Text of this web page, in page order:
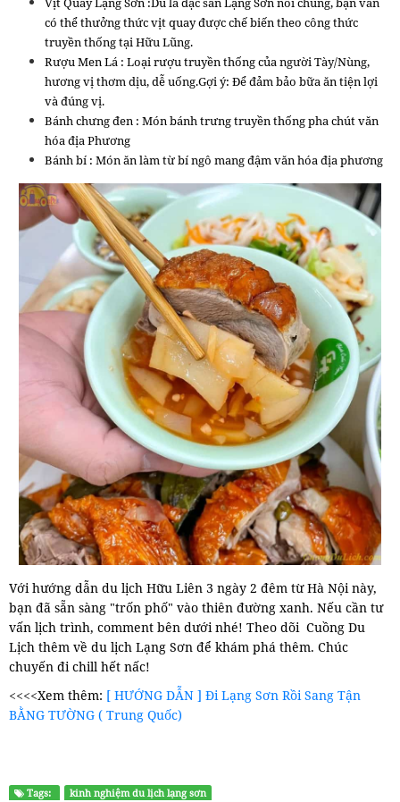
có thể thưởng thức vịt quay được chế biến theo công thức
truyền thống tại Hữu Lũng.
Rượu Men Lá : Loại rượu truyền thống của người Tày/Nùng,
hương vị thơm dịu, dễ uống.Gợi ý: Để đảm bảo bữa ăn tiện lợi
và đúng vị.
Bánh chưng đen : Món bánh trưng truyền thống pha chút văn
hóa địa Phương
Bánh bí : Món ăn làm từ bí ngô mang đậm văn hóa địa phương
Với hướng dẫn du lịch Hữu Liên 3 ngày 2 đêm từ Hà Nội này,
bạn đã sẵn sàng "trốn phố" vào thiên đường xanh. Nếu cần tư
vấn lịch trình, comment bên dưới nhé! Theo dõi Cuồng Du
Lịch thêm về du lịch Lạng Sơn để khám phá thêm. Chúc
chuyến đi chill hết nấc!
<<<<Xem thêm: [ HƯỚNG DẪN ] Đi Lạng Sơn Rồi Sang Tận
BẰNG TƯỜNG ( Trung Quốc)
Tags: kinh nghiệm du lịch lạng sơn